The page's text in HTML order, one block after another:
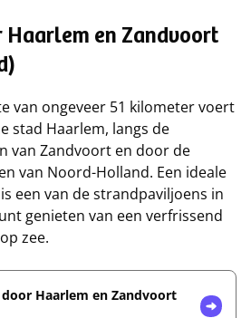
Haarlem en Zandvoort
van ongeveer 51 kilometer voert
stad Haarlem, langs de
van Zandvoort en door de
van Noord-Holland. Een ideale
een van de strandpaviljoens in
genieten van een verfrissend
zee.
Haarlem en Zandvoort